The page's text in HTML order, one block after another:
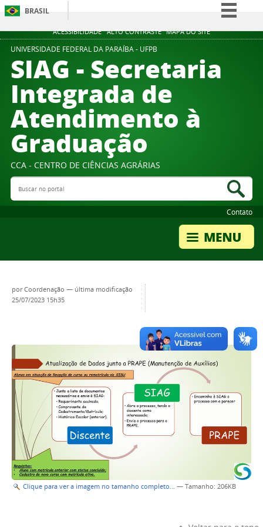
ACESSIBILIDADE ALTO CONTRASTE MAPA DO SITE
BRASIL
Simplifique!
Participe
Acesso à informação
Legislação
Canais
UNIVERSIDADE FEDERAL DA PARAÍBA - UFPB
SIAG - Secretaria
Integrada de
Atendimento à
Graduação
CCA - CENTRO DE CIÊNCIAS AGRÁRIAS
Buscar no portal
Contato
porCoordenação — última modificação
25/07/2023 15h35
Clique para ver a imagem no tamanho completo… — Tamanho: 206KB